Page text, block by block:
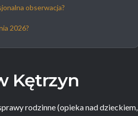
obserwacja?
2026?
Kętrzyn
rodzinne (opieka nad dzieckiem,